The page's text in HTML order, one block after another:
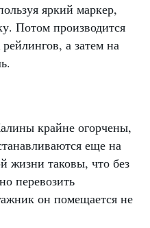
яркий маркер,
Потом производится
а затем на
крайне огорчены,
еще на
жизни таковы, что без
перевозить
он помещается не